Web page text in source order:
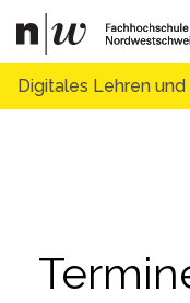
Digitales Lehren